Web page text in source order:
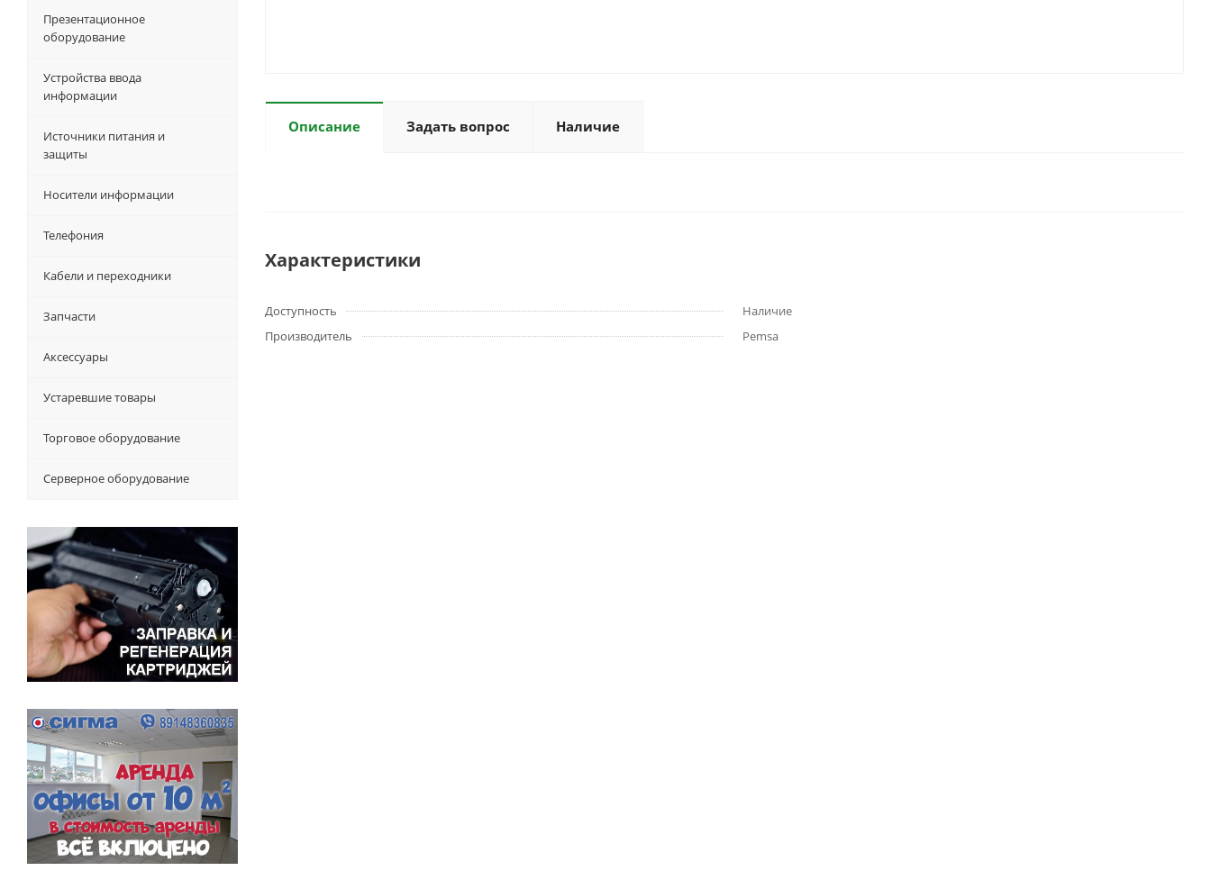
Описание Задать вопрос Наличие
Характеристики
Доступность
Наличие
Производитель
Pemsa
Презентационное
оборудование
Устройства ввода
информации
Источники питания и
защиты
Носители информации
Телефония
Кабели и переходники
Запчасти
Аксессуары
Устаревшие товары
Торговое оборудование
Серверное оборудование